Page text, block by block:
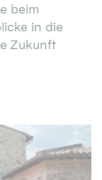
beim
in die
Zukunft